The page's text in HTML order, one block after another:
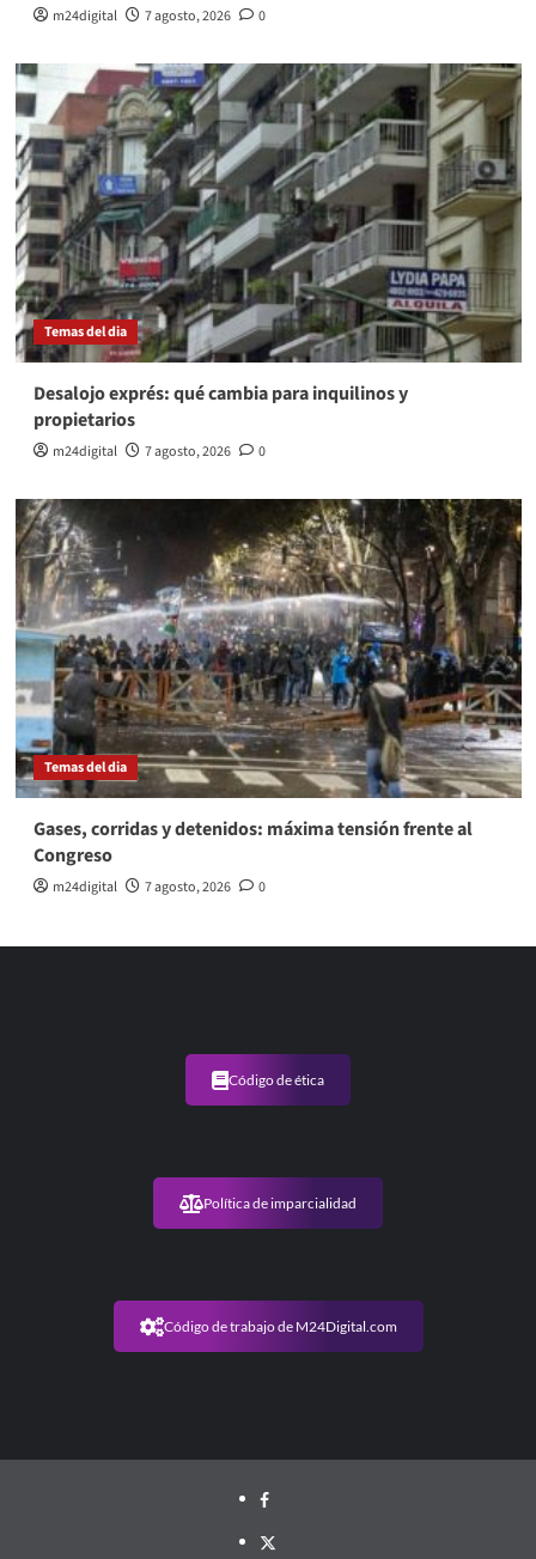
m24digital 7 agosto, 2026 0
Temas del dia
Desalojo exprés: qué cambia para inquilinos y
propietarios
m24digital 7 agosto, 2026 0
Temas del dia
Gases, corridas y detenidos: máxima tensión frente al
Congreso
m24digital 7 agosto, 2026 0
Código de ética
Política de imparcialidad
Código de trabajo de M24Digital.com